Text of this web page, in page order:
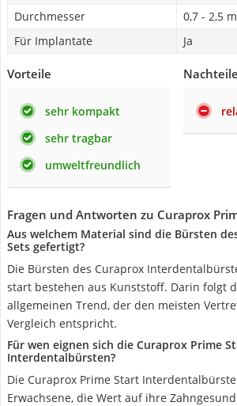
Durchmesser
0,7 - 2,5
Für Implantate
Ja
Vorteile
sehr kompakt
sehr tragbar
umweltfreundlich
Nachteile
Fragen und Antworten zu Curaprox
Aus welchem Material sind die Bürsten
Sets gefertigt?
Die Bürsten des Curaprox
start bestehen aus Kunststoff. Darin folgt
allgemeinen Trend, der den meisten
Vergleich entspricht.
Für wen eignen sich die Curaprox Prime
Interdentalbürsten?
Die Curaprox Prime Start
Erwachsene, die Wert auf ihre